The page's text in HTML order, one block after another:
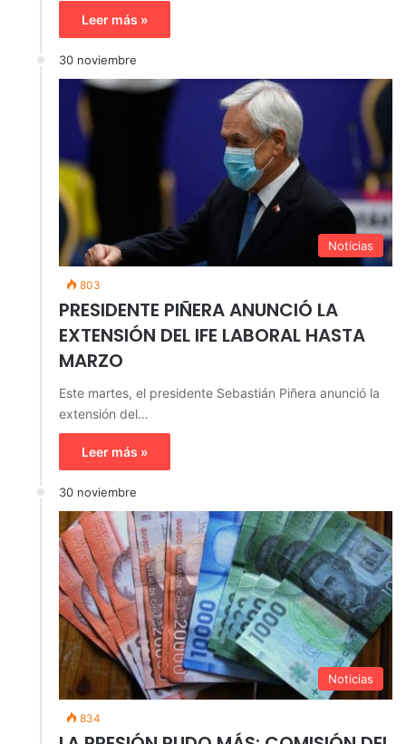
Leer más »
30 noviembre
Noticias
803
PRESIDENTE PIÑERA ANUNCIÓ LA
EXTENSIÓN DEL IFE LABORAL HASTA
MARZO
Este martes, el presidente Sebastián Piñera anunció la
extensión del…
Leer más »
30 noviembre
Noticias
834